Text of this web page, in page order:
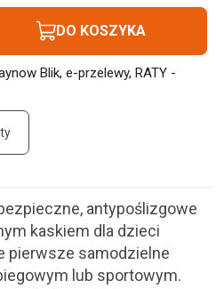
DO KOSZYKA
Blik, e-przelewy, RATY -
antypoślizgowe
kaskiem dla dzieci
pierwsze samodzielne
lub sportowym.